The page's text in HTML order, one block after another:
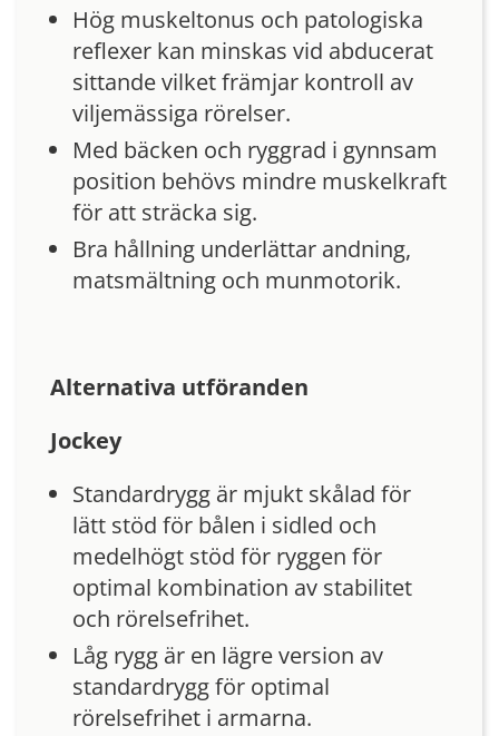
Hög muskeltonus och patologiska
reflexer kan minskas vid abducerat
sittande vilket främjar kontroll av
viljemässiga rörelser.
Med bäcken och ryggrad i gynnsam
position behövs mindre muskelkraft
för att sträcka sig.
Bra hållning underlättar andning,
matsmältning och munmotorik.
Alternativa utföranden
Jockey
Standardrygg är mjukt skålad för
lätt stöd för bålen i sidled och
medelhögt stöd för ryggen för
optimal kombination av stabilitet
och rörelsefrihet.
Låg rygg är en lägre version av
standardrygg för optimal
rörelsefrihet i armarna.